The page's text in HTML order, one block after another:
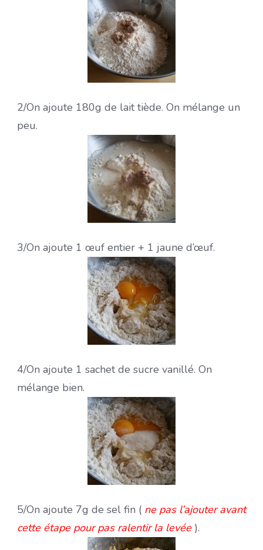
2/On ajoute 180g de lait tiède. On mélange un
peu.
3/On ajoute 1 œuf entier + 1 jaune d’œuf.
4/On ajoute 1 sachet de sucre vanillé. On
mélange bien.
5/On ajoute 7g de sel fin ( ne pas l’ajouter avant
cette étape pour pas ralentir la levée ).